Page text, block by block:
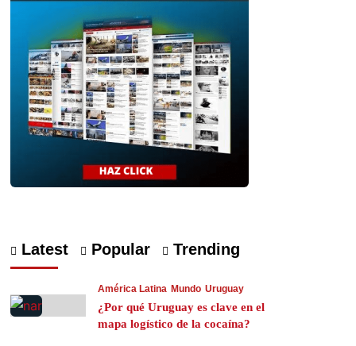
Latest Popular Trending
América Latina Mundo Uruguay
¿Por qué Uruguay es clave en el
mapa logístico de la cocaína?